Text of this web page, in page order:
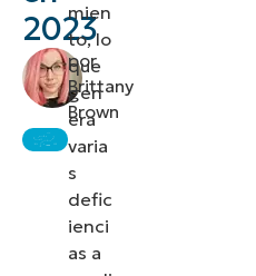
2023
por
Brittany
Brown
mien
to, lo
que
gen
era
varia
s
defic
ienci
as a